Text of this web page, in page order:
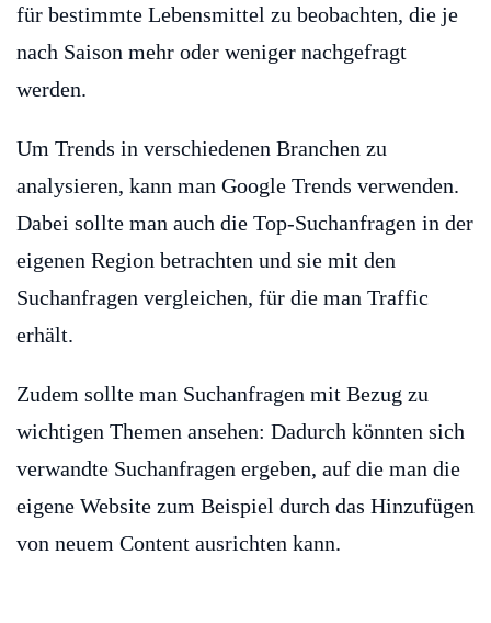
für bestimmte Lebensmittel zu beobachten, die je
nach Saison mehr oder weniger nachgefragt
werden.
Um Trends in verschiedenen Branchen zu
analysieren, kann man Google Trends verwenden.
Dabei sollte man auch die Top-Suchanfragen in der
eigenen Region betrachten und sie mit den
Suchanfragen vergleichen, für die man Traffic
erhält.
Zudem sollte man Suchanfragen mit Bezug zu
wichtigen Themen ansehen: Dadurch könnten sich
verwandte Suchanfragen ergeben, auf die man die
eigene Website zum Beispiel durch das Hinzufügen
von neuem Content ausrichten kann.